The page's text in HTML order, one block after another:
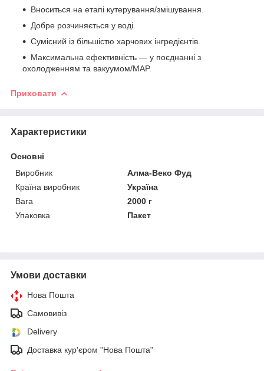
Вноситься на етапі кутерування/змішування.
Добре розчиняється у воді.
Сумісний із більшістю харчових інгредієнтів.
Максимальна ефективність — у поєднанні з
охолодженням та вакуумом/MAP.
Приховати
Характеристики
Основні
Виробник
Алма-Веко Фуд
Країна виробник
Україна
Вага
2000 г
Упаковка
Пакет
Умови доставки
Нова Пошта
Самовивіз
Delivery
Доставка кур'єром "Нова Пошта"